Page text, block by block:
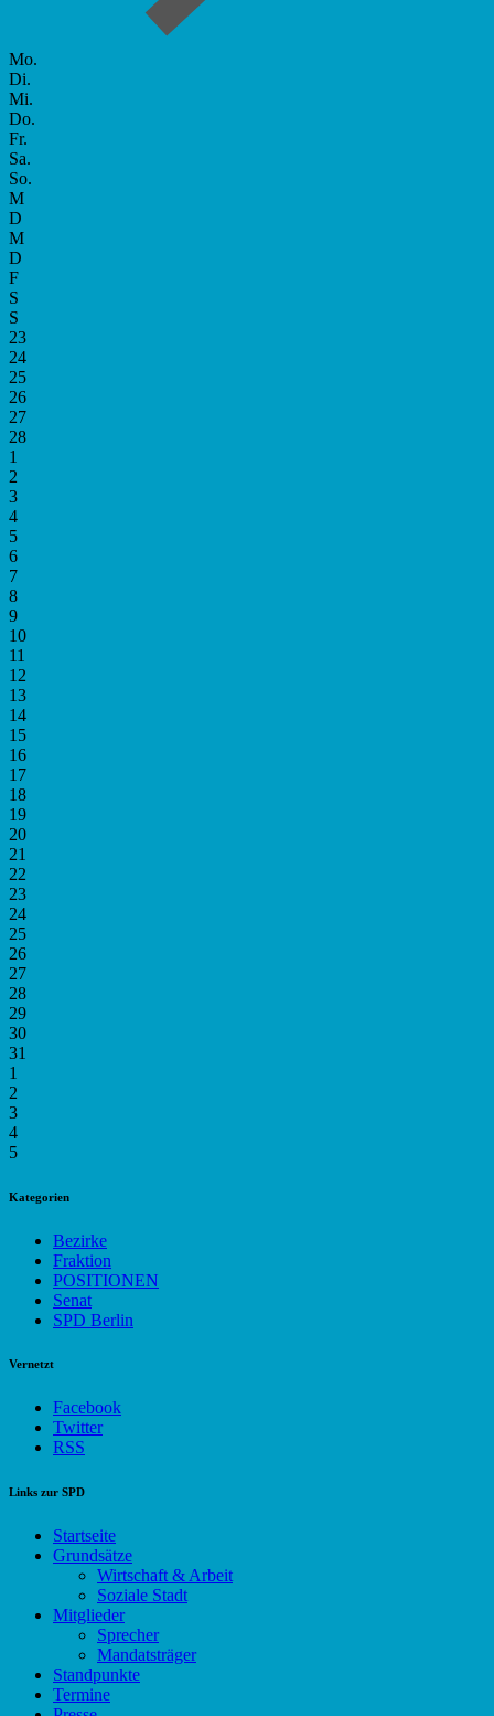
Mo.
Di.
Mi.
Do.
Fr.
Sa.
So.
M
D
M
D
F
S
S
23
24
25
26
27
28
1
2
3
4
5
6
7
8
9
10
11
12
13
14
15
16
17
18
19
20
21
22
23
24
25
26
27
28
29
30
31
1
2
3
4
5
Kategorien
Bezirke
Fraktion
POSITIONEN
Senat
SPD Berlin
Vernetzt
Facebook
Twitter
RSS
Links zur SPD
Startseite
Grundsätze
Wirtschaft & Arbeit
Soziale Stadt
Mitglieder
Sprecher
Mandatsträger
Standpunkte
Termine